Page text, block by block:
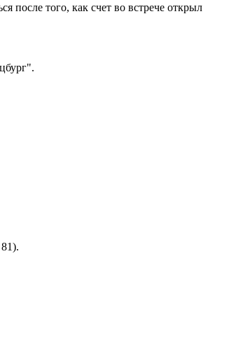
после того, как счет во встрече открыл